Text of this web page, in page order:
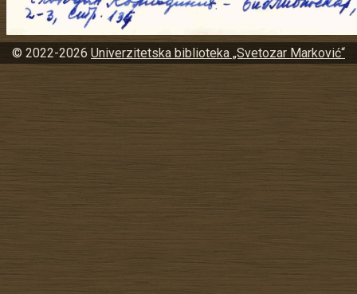
© 2022-2026 Univerzitetska biblioteka „Svetozar Marković“